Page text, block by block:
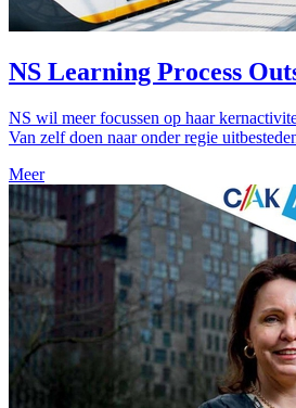
NS Learning Process
NS wil meer focussen op haar
Van zelf doen naar onder regie
Meer